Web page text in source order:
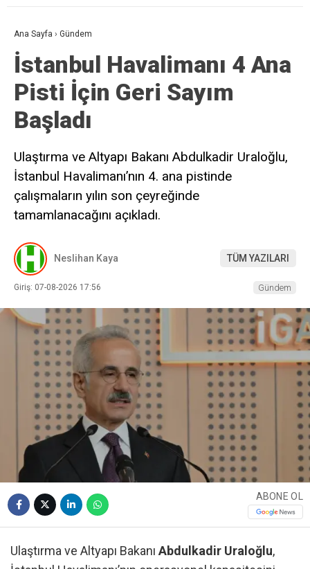
Ana Sayfa › Gündem
İstanbul Havalimanı 4 Ana
Pisti İçin Geri Sayım
Başladı
Ulaştırma ve Altyapı Bakanı Abdulkadir Uraloğlu,
İstanbul Havalimanı’nın 4. ana pistinde
çalışmaların yılın son çeyreğinde
tamamlanacağını açıkladı.
Neslihan Kaya TÜM YAZILARI
Giriş: 07-08-2026 17:56 Gündem
ABONE OL
Ulaştırma ve Altyapı Bakanı Abdulkadir Uraloğlu,